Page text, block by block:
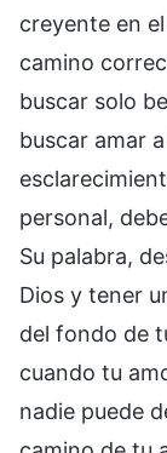
creyente en
camino
buscar solo
buscar amar
personal,
Su palabra,
Dios y tener
del fondo de
cuando tu
nadie puede